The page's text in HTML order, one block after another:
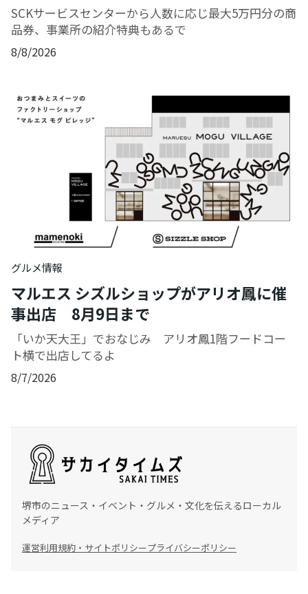
SCKサービスセンターから人数に応じ最大5万円分の商
品券、事業所の紹介特典もあるで
8/8/2026
グルメ情報
マルエス シズルショップがアリオ鳳に催
事出店 8月9日まで
「いか天大王」でおなじみ アリオ鳳1階フードコー
ト横で出店してるよ
8/7/2026
堺市のニュース・イベント・グルメ・文化を伝えるローカル
メディア
運営利用規約・サイトポリシープライバシーポリシー